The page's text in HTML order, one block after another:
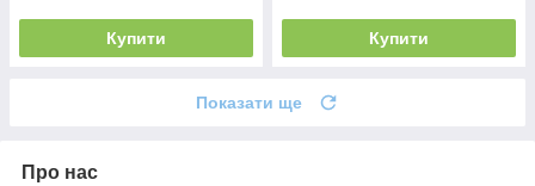
Купити Купити
Показати ще
Про нас